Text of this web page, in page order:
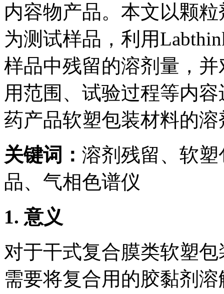
内容物产品。本文以颗
为测试样品，利用
样品中残留的溶剂量，
用范围、试验过程等内
药产品软塑包装材料的
关键词： 溶剂残留、软
品、气相色谱仪
1. 意义
对于干式复合膜类软塑
需要将复合用的胶黏剂